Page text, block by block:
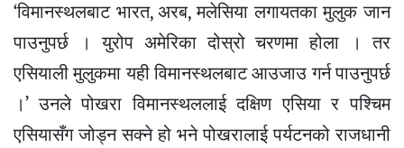
‘विमानस्थलबाट भारत, अरब, मलेसिया लगायतका मुलुक जान
पाउनुपर्छ । युरोप अमेरिका दोस्रो चरणमा होला । तर
एसियाली मुलुकमा यही विमानस्थलबाट आउजाउ गर्न पाउनुपर्छ
।’ उनले पोखरा विमानस्थललाई दक्षिण एसिया र पश्चिम
एसियासँग जोड्न सक्ने हो भने पोखरालाई पर्यटनको राजधानी